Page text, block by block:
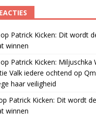
op Patrick Kicken: Dit wordt
winnen
op Patrick Kicken: Miljuschka
Valk iedere ochtend op
haar veiligheid
Patrick Kicken: Dit wordt
winnen